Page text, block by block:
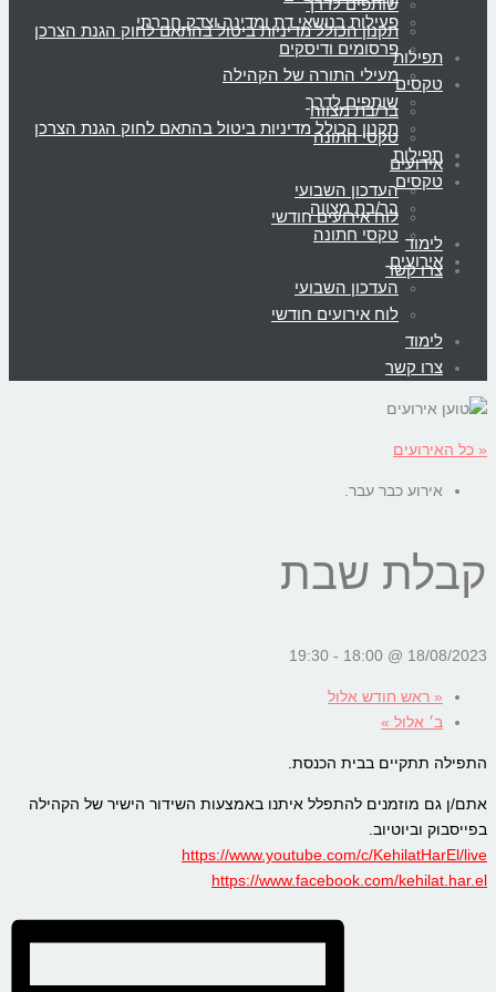
שותפים לדרך
תקנון הכולל מדיניות ביטול בהתאם לחוק הגנת הצרכן
תפילות
טקסים
בר/בת מצווה
טקסי חתונה
אירועים
העדכון השבועי
לוח אירועים חודשי
לימוד
צרו קשר
פעילות בנושאי דת ומדינה וצדק חברתי
פרסומים ודיסקים
מעילי התורה של הקהילה
שותפים לדרך
תקנון הכולל מדיניות ביטול בהתאם לחוק הגנת הצרכן
תפילות
טקסים
בר/בת מצווה
טקסי חתונה
אירועים
העדכון השבועי
לוח אירועים חודשי
לימוד
צרו קשר
« כל האירועים
אירוע כבר עבר.
קבלת שבת
18/08/2023 @ 18:00
-
19:30
« ראש חודש אלול
ב׳ אלול »
התפילה תתקיים בבית הכנסת.
אתם/ן גם מוזמנים להתפלל איתנו באמצעות השידור הישיר של הקהילה
בפייסבוק וביוטיוב.
https://www.youtube.com/c/KehilatHarEl/live
https://www.facebook.com/kehilat.har.el